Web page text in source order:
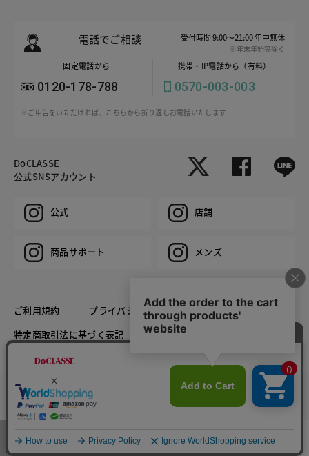
カラー・サイズを選択する
電話でご相談 受付時間 9:00～21:00 年中無休
※年末年始等除く
固定電話から
0120-178-788
携帯・IP電話から（有料）
0570-003-003
※ご申告をいただければ、こちらから折り返しお電話いたします
DoCLASSE
公式SNSアカウント
公式 店舗
商品サポート メンズ
ご利用規約
プライバシーポリシー
特定商取引法に基づく表記
推奨環境
COPYRIGHT © DoCLASSE ALL RIGHTS RESERVED.